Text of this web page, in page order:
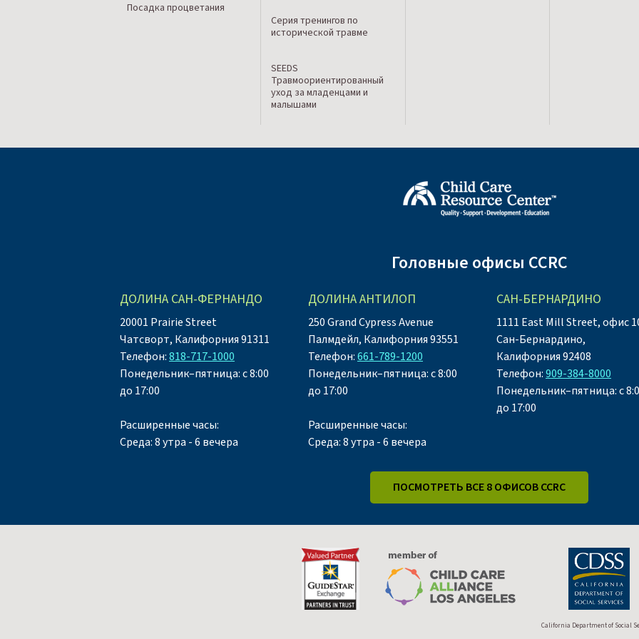
Посадка процветания
Серия тренингов по
исторической травме
SEEDS
Травмоориентированный
уход за младенцами и
малышами
Головные офисы CCRC
ДОЛИНА САН-ФЕРНАНДО
20001 Prairie Street
Чатсворт, Калифорния 91311
Телефон:818-717-1000
Понедельник–пятница: с 8:00
до 17:00
Расширенные часы:
Среда: 8 утра - 6 вечера
ДОЛИНА АНТИЛОП
250 Grand Cypress Avenue
Палмдейл, Калифорния 93551
Телефон:661-789-1200
Понедельник–пятница: с 8:00
до 17:00
Расширенные часы:
Среда: 8 утра - 6 вечера
САН-БЕРНАРДИНО
1111 East Mill Street, офис
Сан-Бернардино,
Калифорния 92408
Телефон:909-384-8000
Понедельник–пятница: с
до 17:00
ПОСМОТРЕТЬ ВСЕ 8 ОФИСОВ CCRC
California Department of Social